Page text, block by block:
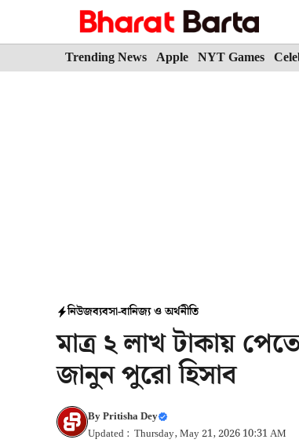
Trending News Apple NYT Games
নিউজব্যবসা-বানিজ্য ও অর্থনীতি
মাত্র ২ লাখ টাকায়
জানুন পুরো হিসাব
ByPritisha Dey
Updated : Thursday, May 21, 2026 10:31 AM